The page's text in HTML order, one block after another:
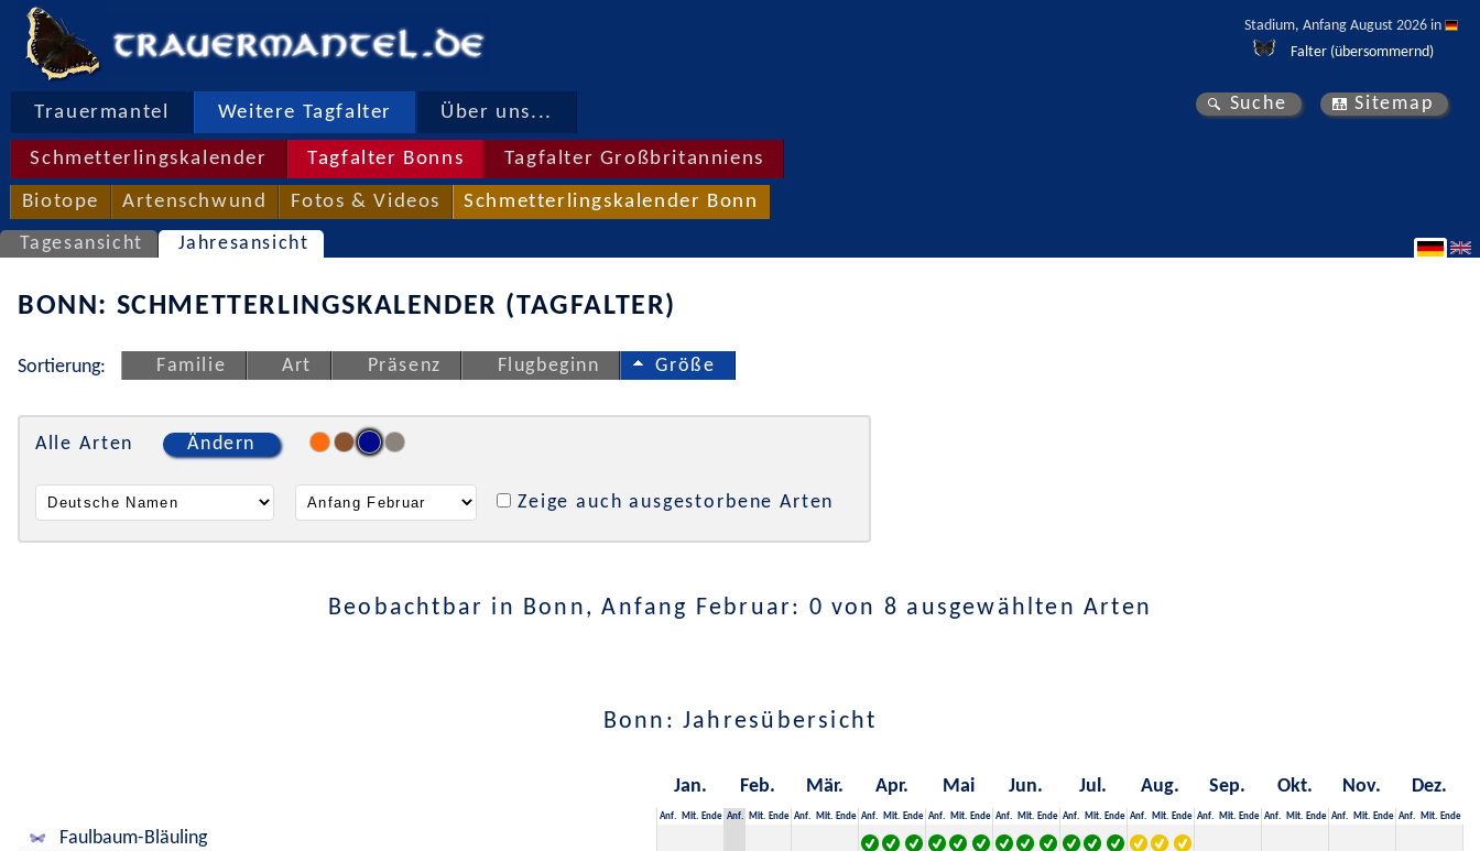
Stadium, Anfang August 2026 in
Falter (übersommernd)
Trauermantel Weitere Tagfalter Über uns...
Schmetterlingskalender Tagfalter Bonns Tagfalter Großbritanniens
Biotope Artenschwund Fotos & Videos Schmetterlingskalender Bonn
Suche Sitemap
Tagesansicht Jahresansicht
BONN: SCHMETTERLINGSKALENDER (TAGFALTER)
Sortierung: Familie Art Präsenz Flugbeginn Größe
Alle Arten Ändern
Zeige auch ausgestorbene Arten
Beobachtbar in Bonn, Anfang Februar: 0 von 8 ausgewählten Arten
Bonn: Jahresübersicht
Jan. Feb. Mär. Apr. Mai Jun. Jul. Aug. Sep. Okt. Nov. Dez.
Anf. Mit. Ende Anf. Mit. Ende Anf. Mit. Ende Anf. Mit. Ende Anf. Mit. Ende Anf. Mit. Ende Anf. Mit. Ende Anf. Mit. Ende Anf. Mit. Ende Anf. Mit. Ende Anf. Mit. Ende Anf. Mit. Ende
Faulbaum-Bläuling